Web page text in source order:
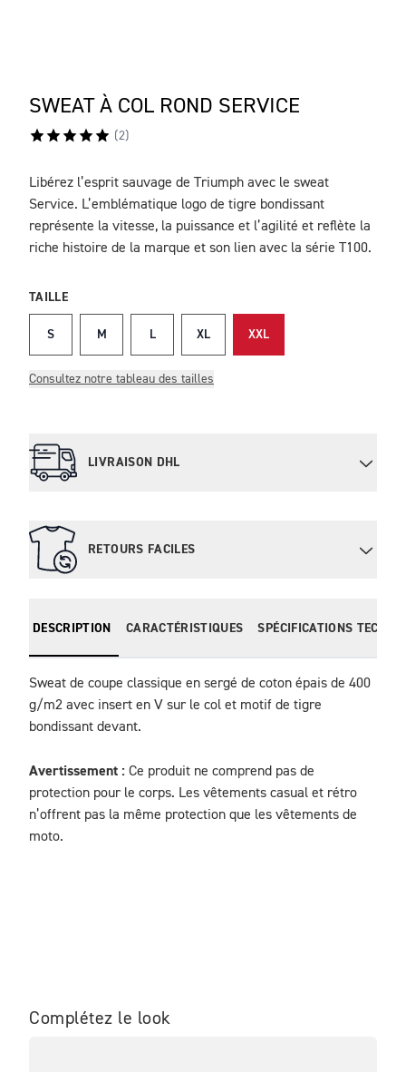
SWEAT À COL ROND SERVICE
(2)
DESCRIPTION
Libérez l’esprit sauvage de Triumph avec le sweat
Service. L’emblématique logo de tigre bondissant
représente la vitesse, la puissance et l’agilité et reflète la
riche histoire de la marque et son lien avec la série T100.
TAILLE
S M L XL XXL
Consultez notre tableau des tailles
LIVRAISON DHL
RETOURS FACILES
DESCRIPTION CARACTÉRISTIQUES SPÉCIFICATIONS
Sweat de coupe classique en sergé de coton épais de 400
g/m2 avec insert en V sur le col et motif de tigre
bondissant devant.
Avertissement : Ce produit ne comprend pas de
protection pour le corps. Les vêtements casual et rétro
n’offrent pas la même protection que les vêtements de
moto.
Complétez le look